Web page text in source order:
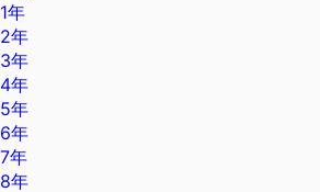
1年
2年
3年
4年
5年
6年
7年
8年